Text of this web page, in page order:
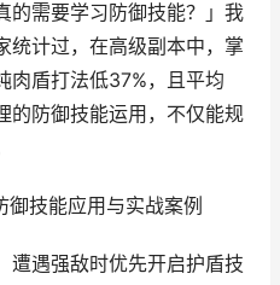
的需要学习防御技能？」我
统计过，在高级副本中，掌
肉盾打法低37%，且平均
的防御技能运用，不仅能规
遭遇强敌时优先开启护盾技